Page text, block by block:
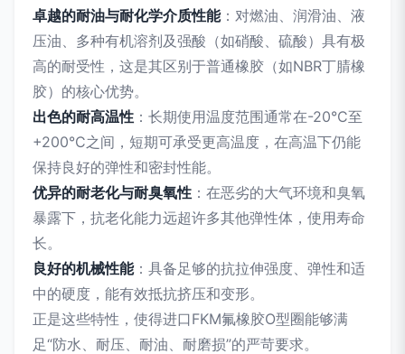
卓越的耐油与耐化学介质性能：对燃油、润滑油、液
压油、多种有机溶剂及强酸（如硝酸、硫酸）具有极
高的耐受性，这是其区别于普通橡胶（如NBR丁腈橡
胶）的核心优势。
出色的耐高温性 ：长期使用温度范围通常在-20°C至
+200°C之间，短期可承受更高温度，在高温下仍能
保持良好的弹性和密封性能。
优异的耐老化与耐臭氧性 ：在恶劣的大气环境和臭氧
暴露下，抗老化能力远超许多其他弹性体，使用寿命
长。
良好的机械性能：具备足够的抗拉伸强度、弹性和适
中的硬度，能有效抵抗挤压和变形。
正是这些特性，使得进口FKM氟橡胶O型圈能够满
足“防水、耐压、耐油、耐磨损”的严苛要求。